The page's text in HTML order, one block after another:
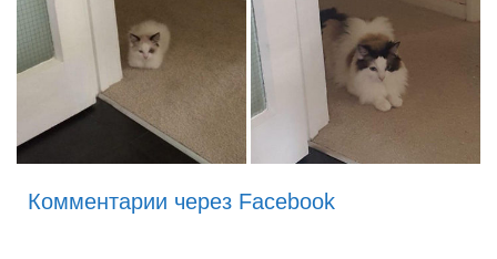
Комментарии через Facebook